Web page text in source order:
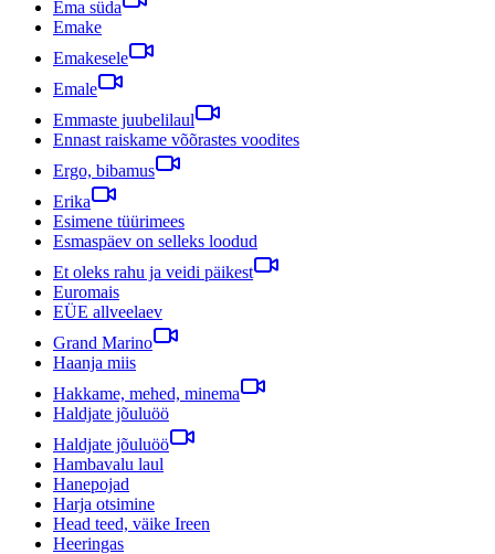
Ema süda
Emake
Emakesele
Emale
Emmaste juubelilaul
Ennast raiskame võõrastes voodites
Ergo, bibamus
Erika
Esimene tüürimees
Esmaspäev on selleks loodud
Et oleks rahu ja veidi päikest
Euromais
EÜE allveelaev
Grand Marino
Haanja miis
Hakkame, mehed, minema
Haldjate jõuluöö
Haldjate jõuluöö
Hambavalu laul
Hanepojad
Harja otsimine
Head teed, väike Ireen
Heeringas